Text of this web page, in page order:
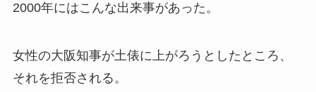
2000年にはこんな出来事があった。
女性の大阪知事が土俵に上がろうとしたところ、
それを拒否される。